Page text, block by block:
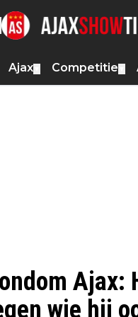
Ajax Competitie
Ajax:
wie hij